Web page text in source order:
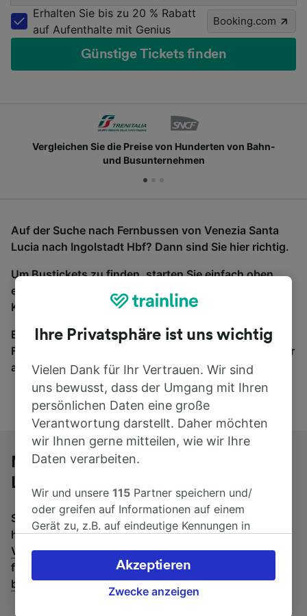
Erhalten Sie bis zu 20 % Rabatt
auf Aufenthalte mit Genius
Booking.com
Günstige Tickets finden
Vergleichen Sie die Preise von Hunderten von Bahn-
und Busunternehmen
Auf der Suche nach Fernbussen von Venezia Santa
Lucia nach Ingolstadt Hbf? Dann sind Sie hier richtig.
Um Bustickets zu finden, starten Sie einfach oben
eine Suche und wir vergleichen Fahrtzeiten und
Kosten für Bahn- und Busreisen miteinander.
Egal, wohin die Reise geht – starten Sie mit uns.
Finden Sie hier Fahrkarten für Verbindungen von mehr
als 170 Bahn- und Busunternehmen.
Mit dem Fernbus von Venezia Santa
Lucia nach Ingolstadt Hbf
Suchen Sie nach einem Rückfahrtticket? Dann bitte
hier entlang:Fernbusse von Ingolstadt Hbf nach
Venezia Santa Lucia.Wenn Sie lieber mit dem Zug
fahren, prüfen Sie dieZüge von Venezia Santa Lucia
bis Ingolstadt Hbf.
Ihre Privatsphäre ist uns wichtig
Vielen Dank für Ihr Vertrauen. Wir sind
uns bewusst, dass der Umgang mit Ihren
persönlichen Daten eine große
Verantwortung darstellt. Daher möchten
wir Ihnen gerne mitteilen, wie wir Ihre
Daten verarbeiten.
Wir und unsere115 Partner speichern und/
oder greifen auf Informationen auf einem
Gerät zu, z.B. auf eindeutige Kennungen in
verarbeiten. Sie können Ihre Präferenzen
akzeptieren oder verwalten, einschließlich
Ihres Widerspruchsrechts bei berechtigtem
Zwecke anzeigen
Akzeptieren